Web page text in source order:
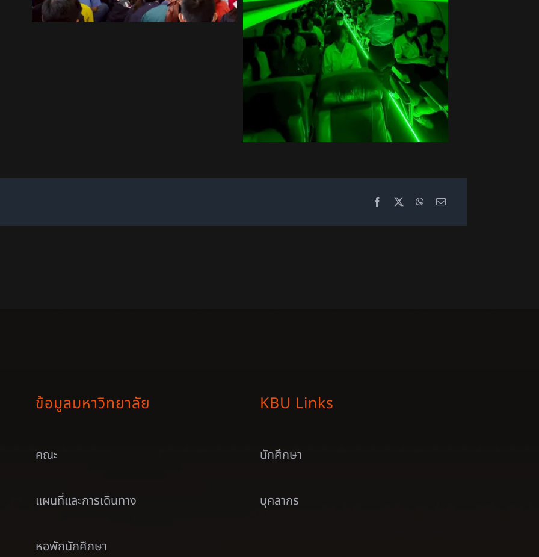
ข้อมูลมหาวิทยาลัย
คณะ
แผนที่และการเดินทาง
หอพักนักศึกษา
KBU Links
นักศึกษา
บุคลากร